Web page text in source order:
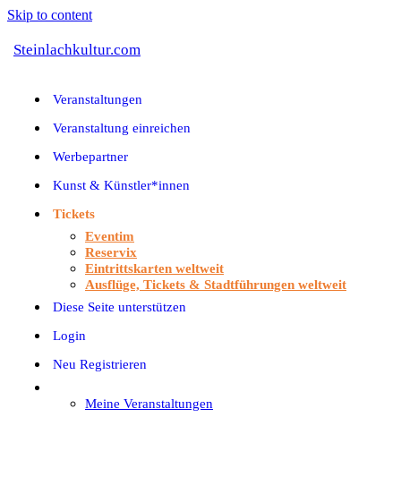
Skip to content
Steinlachkultur.com
Veranstaltungen
Veranstaltung einreichen
Werbepartner
Kunst & Künstler*innen
Tickets
Eventim
Reservix
Eintrittskarten weltweit
Ausflüge, Tickets & Stadtführungen weltweit
Diese Seite unterstützen
Login
Neu Registrieren
Meine Veranstaltungen